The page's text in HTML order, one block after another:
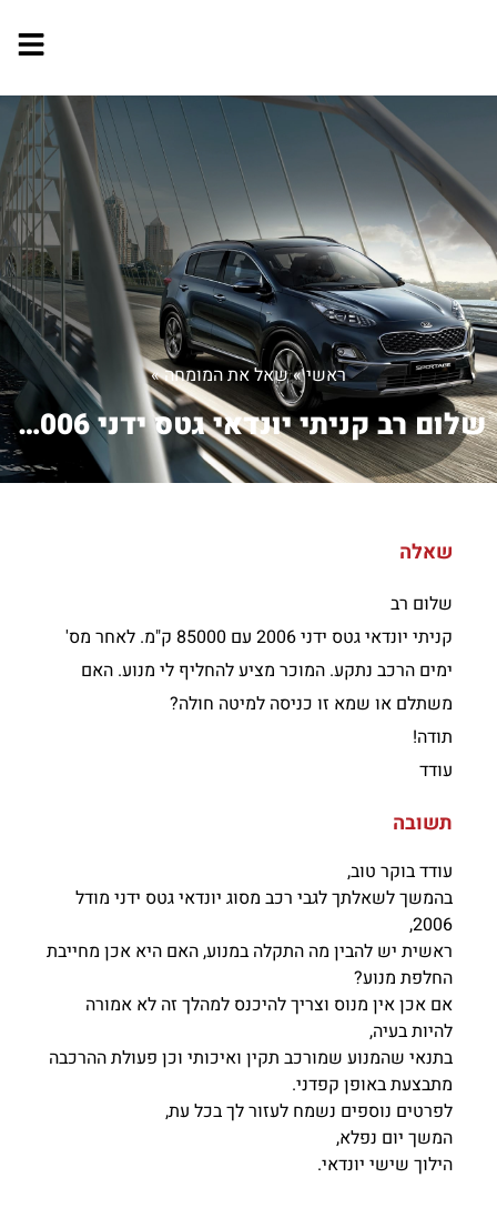
ראשי»שאל את המומחה»
שלום רב קניתי יונדאי גטס ידני 2006 ע...
שאלה
שלום רב
קניתי יונדאי גטס ידני 2006 עם 85000 ק"מ. לאחר מס'
ימים הרכב נתקע. המוכר מציע להחליף לי מנוע. האם
משתלם או שמא זו כניסה למיטה חולה?
תודה!
עודד
תשובה
עודד בוקר טוב,
בהמשך לשאלתך לגבי רכב מסוג יונדאי גטס ידני מודל
2006,
ראשית יש להבין מה התקלה במנוע, האם היא אכן מחייבת
החלפת מנוע?
אם אכן אין מנוס וצריך להיכנס למהלך זה לא אמורה
להיות בעיה,
בתנאי שהמנוע שמורכב תקין ואיכותי וכן פעולת ההרכבה
מתבצעת באופן קפדני.
לפרטים נוספים נשמח לעזור לך בכל עת,
המשך יום נפלא,
הילוך שישי יונדאי.